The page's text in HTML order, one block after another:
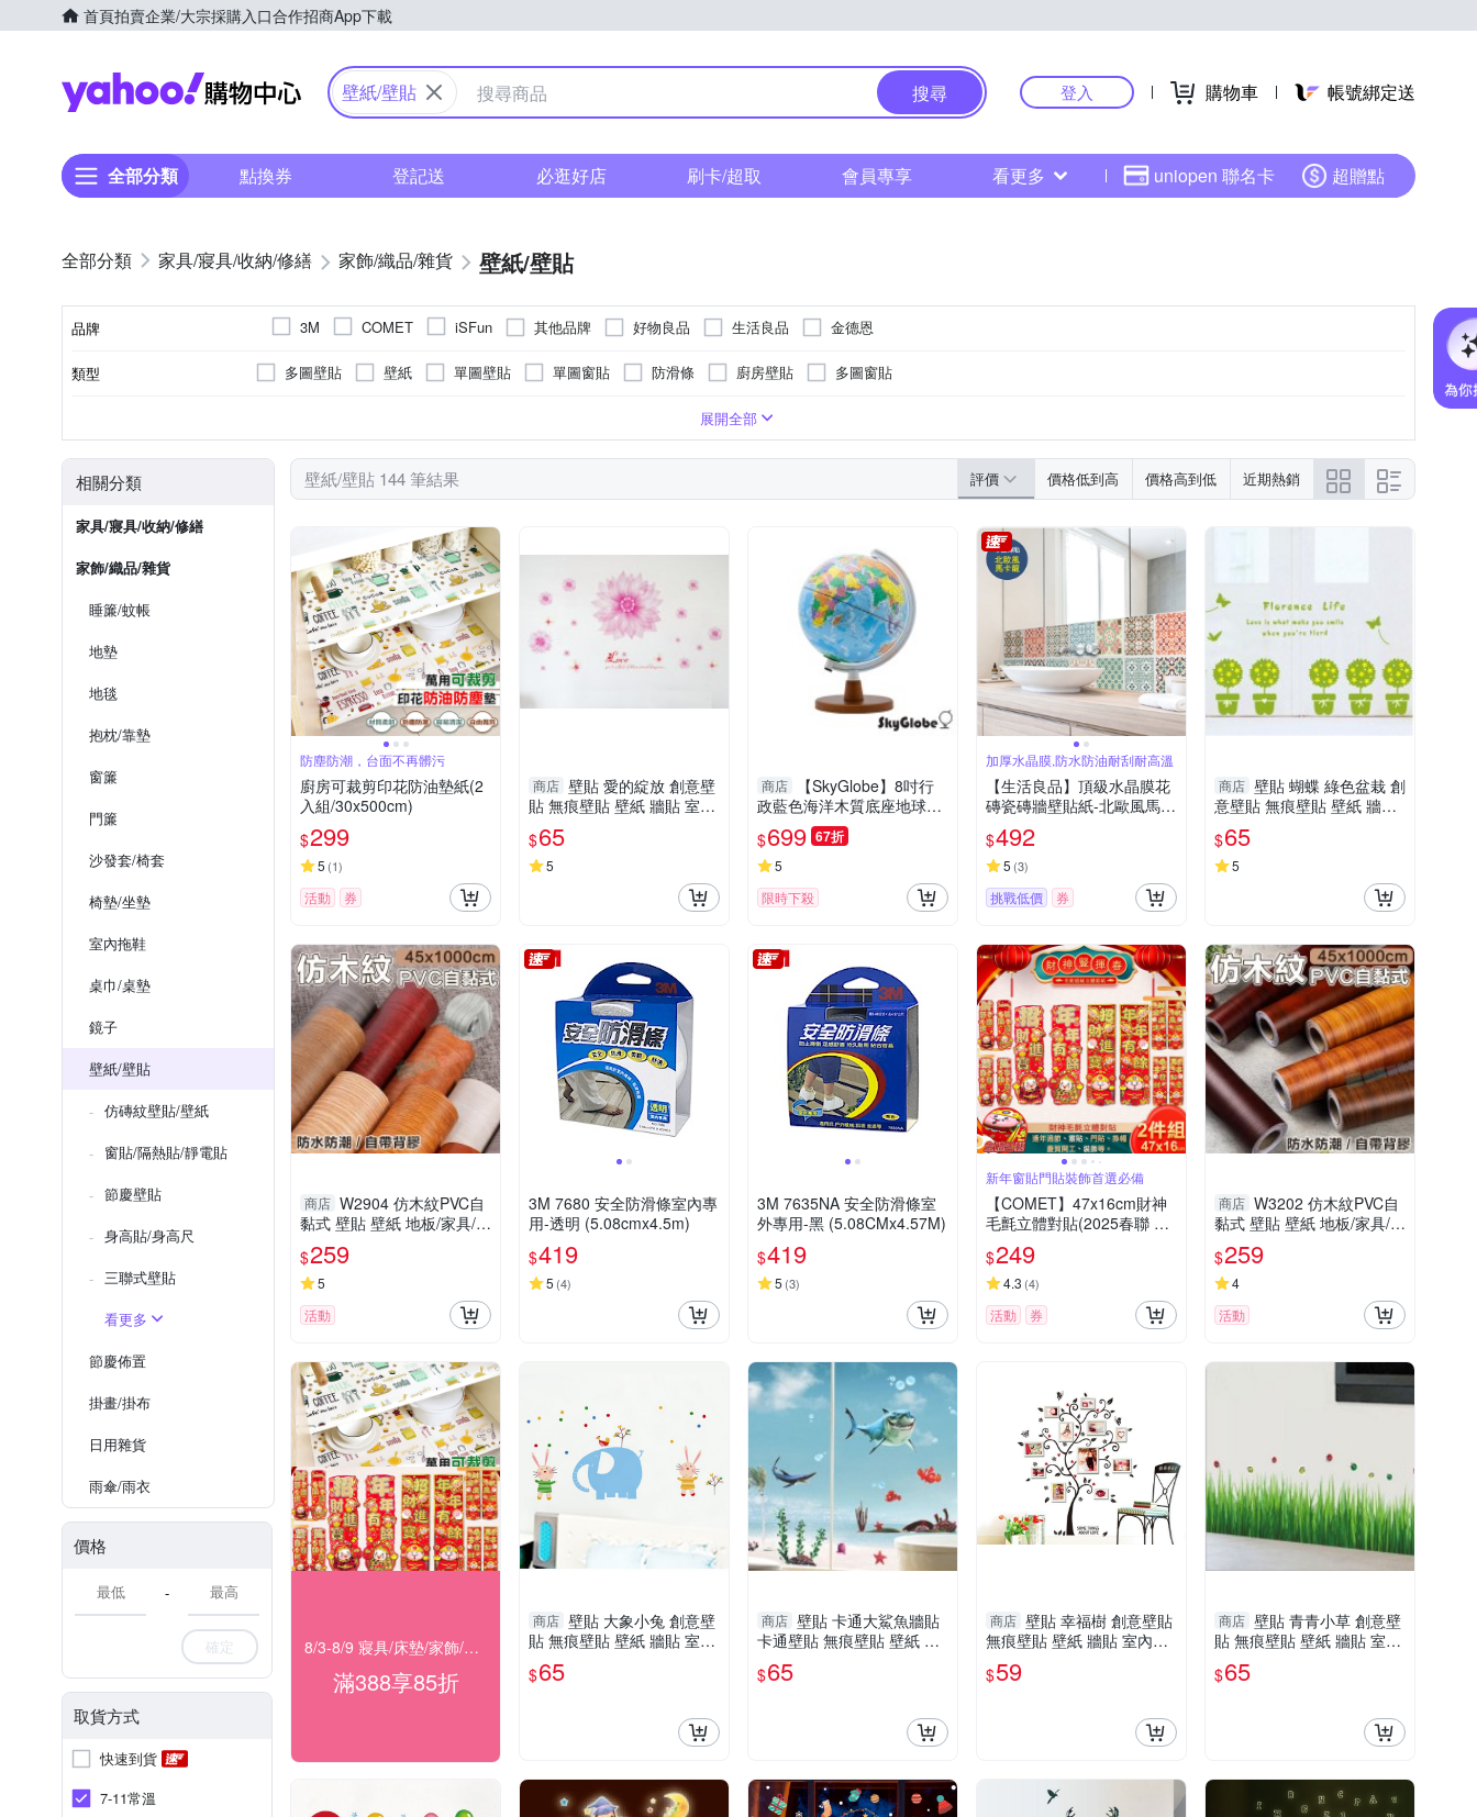
首頁拍賣企業/大宗採購入口合作招商App下載
Yahoo購物中心
壁紙/壁貼 搜尋 登入 購物車 帳號綁定送
全部分類 點換券 登記送 必逛好店 刷卡/超取 會員專享 看更多 uniopen 聯名卡 超贈點
家具/寢具/收納/修繕 家飾/織品/雜貨 壁紙/壁貼
品牌 3M COMET iSFun 其他品牌 好物良品 生活良品 金德恩
類型 多圖壁貼 壁紙 單圖壁貼 單圖窗貼 防滑條 廚房壁貼 多圖窗貼
展開全部
相關分類
家具/寢具/收納/修繕
家飾/織品/雜貨
睡簾/蚊帳
地墊
地毯
抱枕/靠墊
窗簾
門簾
沙發套/椅套
椅墊/坐墊
室內拖鞋
桌巾/桌墊
鏡子
壁紙/壁貼
仿磚紋壁貼/壁紙
窗貼/隔熱貼/靜電貼
節慶壁貼
身高貼/身高尺
三聯式壁貼
看更多
節慶佈置
掛畫/掛布
日用雜貨
雨傘/雨衣
價格
-
確定
取貨方式
快速到貨
7-11常溫
壁紙/壁貼 144 筆結果 評價 價格低到高 價格高到低 近期熱銷
防塵防潮，台面不再髒污
廚房可裁剪印花防油墊紙(2
入組/30x500cm)
$299
5 (1)
活動 券
商店 壁貼 愛的綻放 創意壁
貼 無痕壁貼 壁紙 牆貼 室內
設計 裝潢 Loxin
$65
5
商店
【SkyGlobe】8吋行
政藍色海洋木質底座地球儀
(中英文對照)
$699 67折
5
限時下殺
加厚水晶膜,防水防油耐刮耐高溫
【生活良品】頂級水晶膜花
磚瓷磚牆壁貼紙-北歐風馬卡
龍 20x20cm 每套10片
$492
5 (3)
挑戰低價 券
商店 壁貼 蝴蝶 綠色盆栽 創
意壁貼 無痕壁貼 壁紙 牆貼
室內設計 裝潢 Loxin
$65
5
商店 W2904 仿木紋PVC自
黏式 壁貼 壁紙 地板/家具/櫥
櫃/ 地板貼紙 防水材質 (1捲
=45x1000公分)
$259
5
活動
3M 7680 安全防滑條室內專
用-透明 (5.08cmx4.5m)
$419
5 (4)
3M 7635NA 安全防滑條室
外專用-黑 (5.08CMx4.57M)
$419
5 (3)
新年窗貼門貼裝飾首選必備
【COMET】47x16cm財神
毛氈立體對貼(2025春聯 過
年春聯 招財 春聯對貼 招福)
$249
4.3 (4)
活動 券
商店 W3202 仿木紋PVC自
黏式 壁貼 壁紙 地板/家具/櫥
櫃/ 地板貼紙 防水材質 (1捲
=45x1000公分)
$259
4
活動
8/3-8/9 寢具/床墊/家飾/開運 滿388享85折
滿388享85折
商店 壁貼 大象小兔 創意壁
貼 無痕壁貼 壁紙 牆貼 室內
設計 裝潢 Loxin
$65
商店 壁貼 卡通大鯊魚牆貼
卡通壁貼 無痕壁貼 壁紙 牆
貼
$65
商店 壁貼 幸福樹 創意壁貼
無痕壁貼 壁紙 牆貼 室內設
計 裝潢 Loxin
$59
商店 壁貼 青青小草 創意壁
貼 無痕壁貼 壁紙 牆貼 室內
設計 裝潢 Loxin
$65